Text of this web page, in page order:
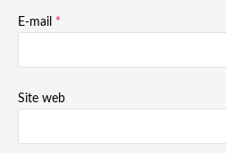
E-mail *
Site web